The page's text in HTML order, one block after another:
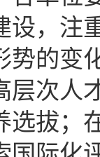
设，注
势的变
层次人
选拔；